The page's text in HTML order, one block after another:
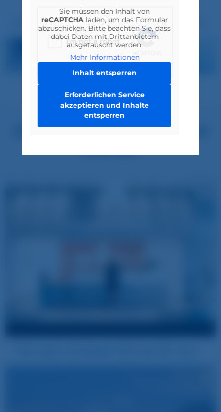
So schön und komfortabel sieht es nach den
Rennovierungen in unseren Doppelzimmern aus.
DAS NEUESTE AUS DEM
HOTEL
Sie müssen den Inhalt von
reCAPTCHAladen, um das Formular
abzuschicken. Bitte beachten Sie, dass
dabei Daten mit Drittanbietern
ausgetauscht werden.
Mehr Informationen
Inhalt entsperren
Erforderlichen Service
akzeptieren und Inhalte
entsperren